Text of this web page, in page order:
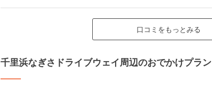
口コミをもっとみる
千里浜なぎさドライブウェイ周辺のおでかけプラン